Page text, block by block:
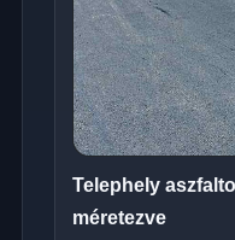
Telephely
méretezve